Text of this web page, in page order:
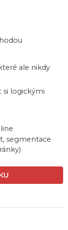
ale nikdy
si logickými
segmentace